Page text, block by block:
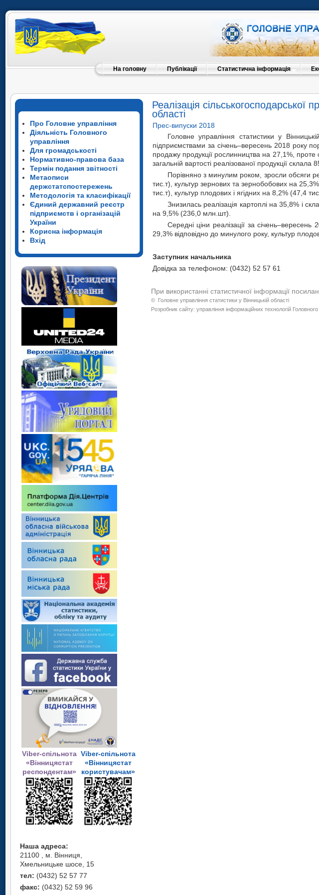
На головну Публікації Статистична інформація
Про Головне управління
Діяльність Головного
управління
Для громадськості
Нормативно-правова база
Термін подання звітності
Метаописи
держстатспостережень
Методологія та класифікації
Єдиний державний реєстр
підприємств і організацій
України
Корисна інформація
Вхід
Viber-спільнота
«Вінницястат
респондентам»
Viber-спільнота
«Вінницястат
користувачам»
Наша адреса:
21100 , м. Вінниця,
Хмельницьке шосе, 15
тел: (0432) 52 57 77
факс: (0432) 52 59 96
Реалізація сільськогосподарської
області
Прес-випуски 2018
Головне управління статистики у
підприємствами за січень–вересень 2018 року
продажу продукції рослинництва на 27,1%,
загальній вартості реалізованої продукції
Порівняно з минулим роком, зросли обсяги
тис.т), культур зернових та зернобобових на
тис.т), культур плодових і ягідних на 8,2% (47,4
Знизилась реалізація картоплі на 35,8% і
на 9,5% (236,0 млн.шт).
Середні ціни реалізації за
29,3% відповідно до минулого року, культур
Заступник
Довідка за телефоном: (0432) 52 57 61
При використанні статистичної інформації
© Головне управління статистики у Вінницькій області
Розробник сайту: управління інформаційних технологій